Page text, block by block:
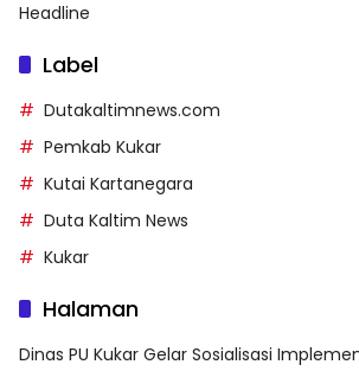
Headline
Label
Dutakaltimnews.com
Pemkab Kukar
Kutai Kartanegara
Duta Kaltim News
Kukar
Halaman
Dinas PU Kukar Gelar Sosialisasi